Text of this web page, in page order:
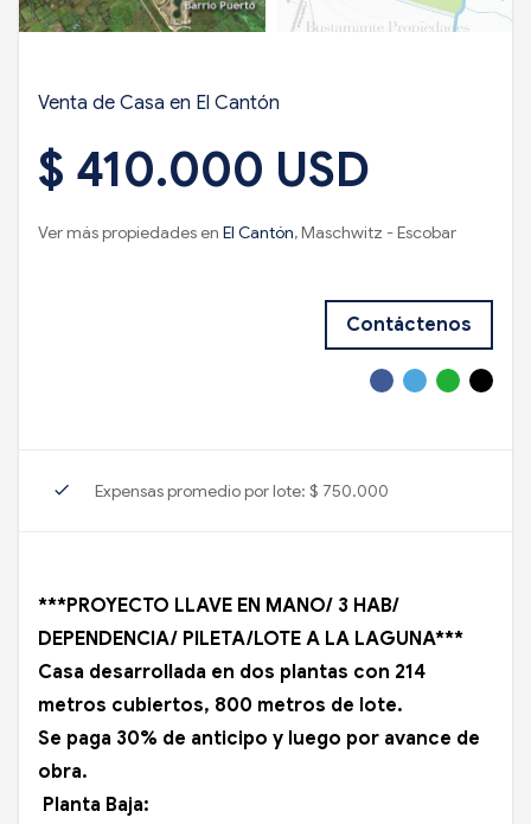
Venta de Casa en El Cantón
$ 410.000 USD
Ver más propiedades en El Cantón, Maschwitz - Escobar
Contáctenos
check Expensas promedio por lote: $ 750.000
***PROYECTO LLAVE EN MANO/ 3 HAB/
DEPENDENCIA/ PILETA/LOTE A LA LAGUNA***
Casa desarrollada en dos plantas con 214
metros cubiertos, 800 metros de lote.
Se paga 30% de anticipo y luego por avance de
obra.
Planta Baja: